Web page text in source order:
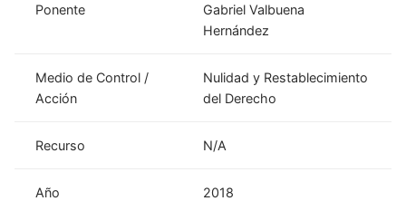
Ponente
Gabriel Valbuena
Hernández
Medio de Control /
Acción
Nulidad y Restablecimiento
del Derecho
Recurso N/A
Año 2018